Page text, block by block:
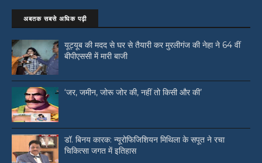
अबतक सबसे अधिक पढ़ी
यूट्यूब की मदद से घर से तैयारी कर मुरलीगंज की नेहा ने 64 वीं
बीपीएससी में मारी बाजी
‘जर, जमीन, जोरू जोर की, नहीं तो किसी और की’
डॉ. बिनय कारक: न्यूरोफिजिशियन मिथिला के सपूत ने रचा
चिकित्सा जगत में इतिहास